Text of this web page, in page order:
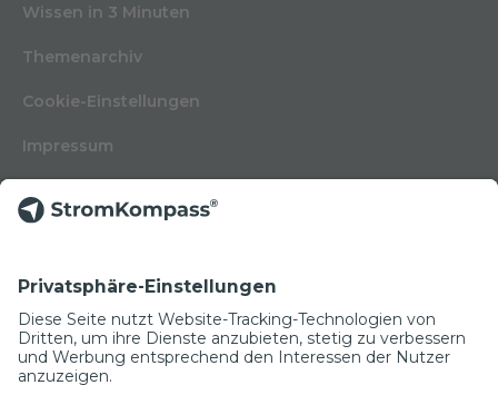
Wissen in 3 Minuten
Themenarchiv
Cookie-Einstellungen
Impressum
Kontakt
Glossar